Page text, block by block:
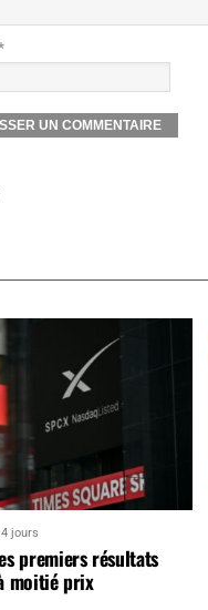
jours
premiers résultats
moitié prix